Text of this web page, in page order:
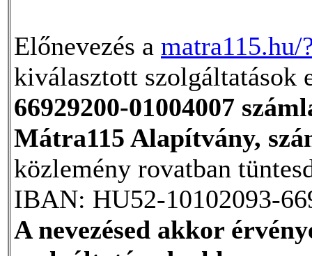
Előnevezés a matra115.hu/
kiválasztott szolgáltatások
66929200-01004007
Mátra115 Alapítvány,
közlemény rovatban
IBAN: HU52-10102093-
A nevezésed akkor